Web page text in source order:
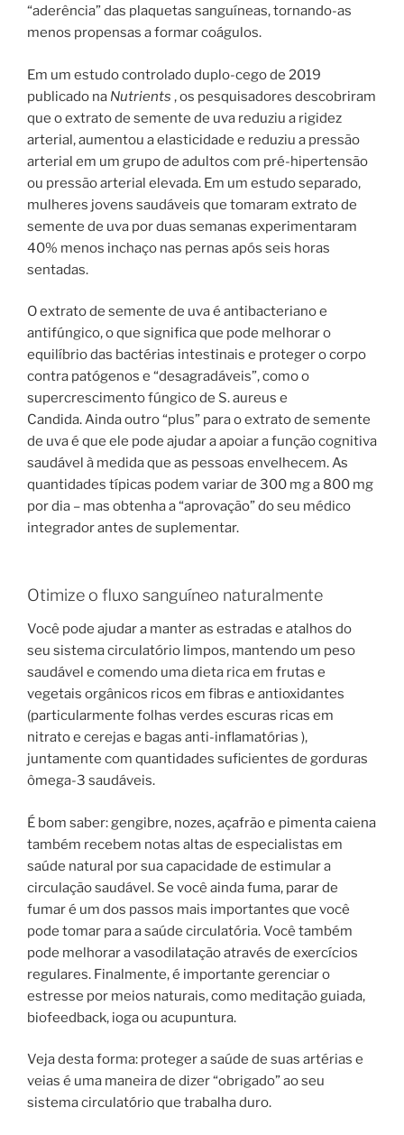
“aderência” das plaquetas sanguíneas, tornando-as
menos propensas a formar coágulos.
Em um estudo controlado duplo-cego de 2019
publicado na Nutrients , os pesquisadores descobriram
que o extrato de semente de uva reduziu a rigidez
arterial, aumentou a elasticidade e reduziu a pressão
arterial em um grupo de adultos com pré-hipertensão
ou pressão arterial elevada. Em um estudo separado,
mulheres jovens saudáveis ​​que tomaram extrato de
semente de uva por duas semanas experimentaram
40% menos inchaço nas pernas após seis horas
sentadas.
O extrato de semente de uva é antibacteriano e
antifúngico, o que significa que pode melhorar o
equilíbrio das bactérias intestinais e proteger o corpo
contra patógenos e “desagradáveis”, como o
supercrescimento fúngico de S. aureus e
Candida. Ainda outro “plus” para o extrato de semente
de uva é que ele pode ajudar a apoiar a função cognitiva
saudável à medida que as pessoas envelhecem. As
quantidades típicas podem variar de 300 mg a 800 mg
por dia – mas obtenha a “aprovação” do seu médico
integrador antes de suplementar.
Otimize o fluxo sanguíneo naturalmente
Você pode ajudar a manter as estradas e atalhos do
seu sistema circulatório limpos, mantendo um peso
saudável e comendo uma dieta rica em frutas e
vegetais orgânicos ricos em fibras e antioxidantes
(particularmente folhas verdes escuras ricas em
nitrato e cerejas e bagas anti-inflamatórias ),
juntamente com quantidades suficientes de gorduras
ômega-3 saudáveis.
É bom saber: gengibre, nozes, açafrão e pimenta caiena
também recebem notas altas de especialistas em
saúde natural por sua capacidade de estimular a
circulação saudável. Se você ainda fuma, parar de
fumar é um dos passos mais importantes que você
pode tomar para a saúde circulatória. Você também
pode melhorar a vasodilatação através de exercícios
regulares. Finalmente, é importante gerenciar o
estresse por meios naturais, como meditação guiada,
biofeedback, ioga ou acupuntura.
Veja desta forma: proteger a saúde de suas artérias e
veias é uma maneira de dizer “obrigado” ao seu
sistema circulatório que trabalha duro.